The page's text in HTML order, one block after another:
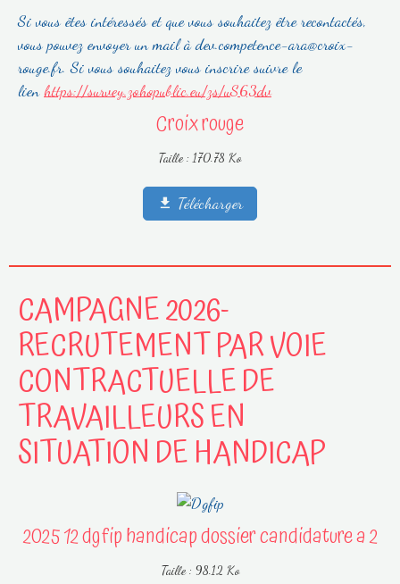
Si vous êtes intéressés et que vous souhaitez être recontactés,
vous pouvez envoyer un mail à dev.competence-ara@croix-
rouge.fr. Si vous souhaitez vous inscrire suivre le
lien https://survey.zohopublic.eu/zs/uS63dv
Croix rouge
Taille : 170.78 Ko
Télécharger
CAMPAGNE 2026-
RECRUTEMENT PAR VOIE
CONTRACTUELLE DE
TRAVAILLEURS EN
SITUATION DE HANDICAP
2025 12 dgfip handicap dossier candidature a 2
Taille : 98.12 Ko